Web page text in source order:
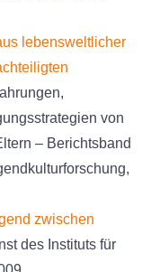
lebensweltlicher
von
– Berichtsband
zwischen
des Instituts für